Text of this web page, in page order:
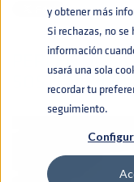
y obtener más
Si rechazas, no
información
usará una sola
recordar tu
seguimiento.
PERCENTIL